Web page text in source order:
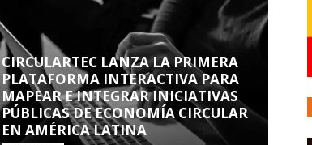
CIRCULARTEC LANZA LA PRIMERA
PLATAFORMA INTERACTIVA PARA
MAPEAR E INTEGRAR INICIATIVAS
PÚBLICAS DE ECONOMÍA CIRCULAR
EN AMÉRICA LATINA